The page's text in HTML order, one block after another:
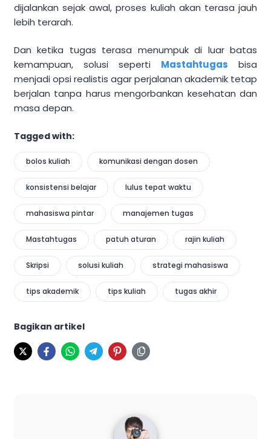
dijalankan sejak awal, proses kuliah akan terasa jauh
lebih terarah.
Dan ketika tugas terasa menumpuk di luar batas
kemampuan, solusi seperti Mastahtugas bisa
menjadi opsi realistis agar perjalanan akademik tetap
berjalan tanpa harus mengorbankan kesehatan dan
masa depan.
Tagged with:
bolos kuliah komunikasi dengan dosen
konsistensi belajar lulus tepat waktu
mahasiswa pintar manajemen tugas
Mastahtugas patuh aturan rajin kuliah
Skripsi solusi kuliah strategi mahasiswa
tips akademik tips kuliah tugas akhir
Bagikan artikel